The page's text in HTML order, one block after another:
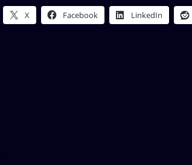
X Facebook LinkedIn